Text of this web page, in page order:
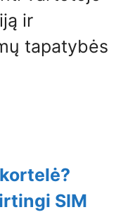
ir
tapatybės
SIM